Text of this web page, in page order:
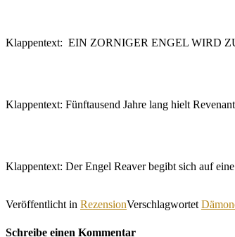
Klappentext: EIN ZORNIGER ENGEL WIRD
Klappentext: Fünftausend Jahre lang hielt
Klappentext: Der Engel Reaver begibt sich auf
Veröffentlicht in RezensionVerschlagwortet
Schreibe einen Kommentar